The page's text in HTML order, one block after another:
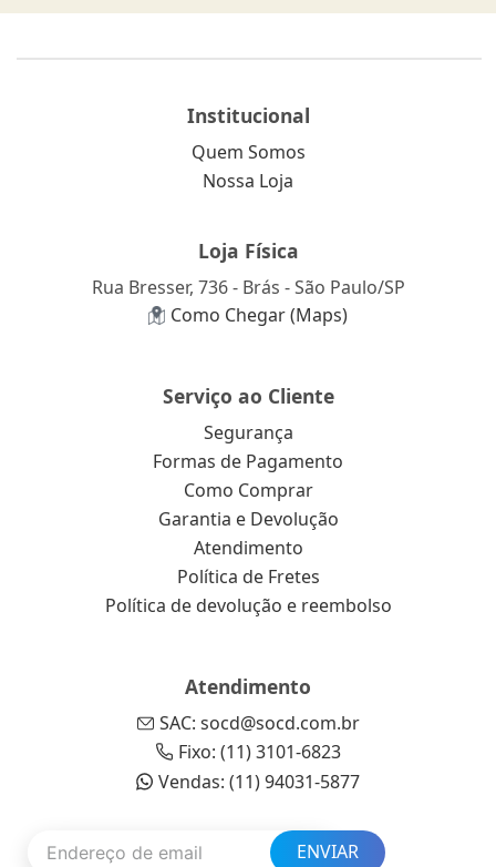
Institucional
Quem Somos
Nossa Loja
Loja Física
Rua Bresser, 736 - Brás - São Paulo/SP
Como Chegar (Maps)
Serviço ao Cliente
Segurança
Formas de Pagamento
Como Comprar
Garantia e Devolução
Atendimento
Política de Fretes
Política de devolução e reembolso
Atendimento
SAC: socd@socd.com.br
Fixo: (11) 3101-6823
Vendas: (11) 94031-5877
ENVIAR